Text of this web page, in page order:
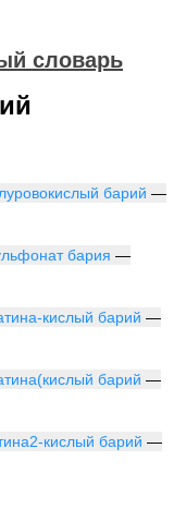
словарь
барий —
бария —
кислый барий —
барий —
кислый барий —